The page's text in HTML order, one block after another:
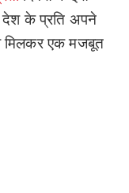
के प्रति अपने
एक मजबूत